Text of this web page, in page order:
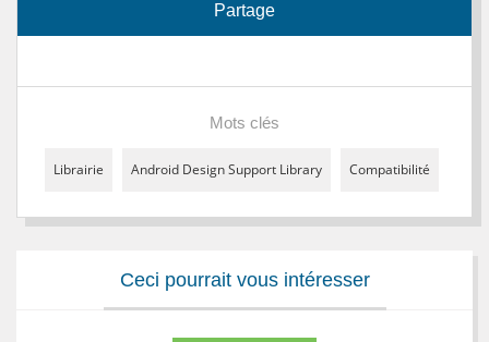
Partage
Mots clés
Librairie Android Design Support Library Compatibilité
Ceci pourrait vous intéresser